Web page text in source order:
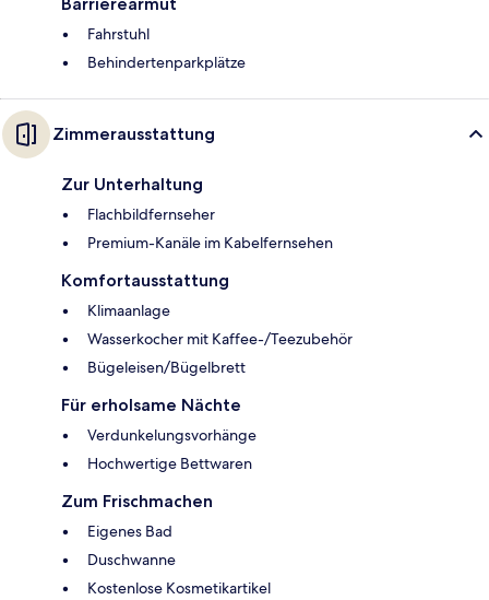
Fahrstuhl
Behindertenparkplätze
Zimmerausstattung
Zur Unterhaltung
Flachbildfernseher
Premium-Kanäle im Kabelfernsehen
Komfortausstattung
Klimaanlage
Wasserkocher mit Kaffee-/Teezubehör
Bügeleisen/Bügelbrett
Für erholsame Nächte
Verdunkelungsvorhänge
Hochwertige Bettwaren
Zum Frischmachen
Eigenes Bad
Duschwanne
Kostenlose Kosmetikartikel